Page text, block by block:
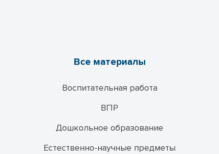
Все материалы
Воспитательная работа
ВПР
Дошкольное образование
Естественно-научные предметы